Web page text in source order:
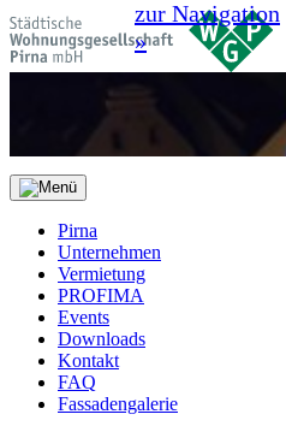
zur Navigation
»
Pirna
Unternehmen
Vermietung
PROFIMA
Events
Downloads
Kontakt
FAQ
Fassadengalerie